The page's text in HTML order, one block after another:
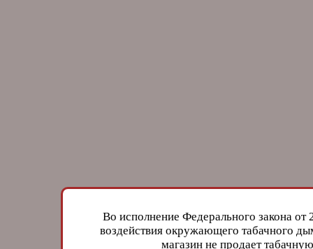
Во исполнение Федерального закона
воздействия окружающего табачного
магазин не продает